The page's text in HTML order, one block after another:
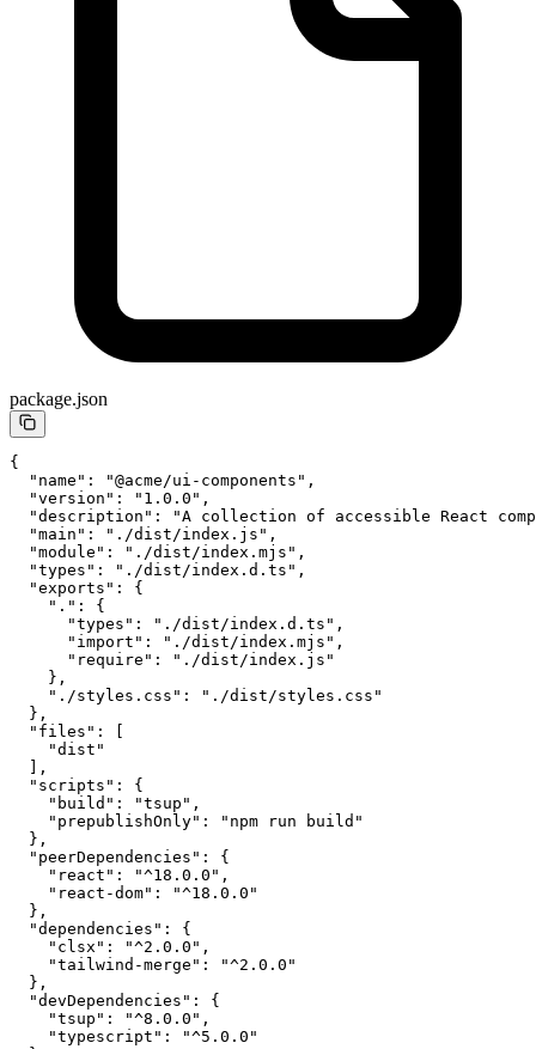
package.json
{
  "name"
: "@acme/ui-components" ,
  "version"
: "1.0.0" ,
  "description"
:
"A collection of accessible React
  "main"
: "./dist/index.js" ,
  "module"
: "./dist/index.mjs" ,
  "types"
: "./dist/index.d.ts" ,
  "exports"
: {
    "."
: {
      "types"
: "./dist/index.d.ts" ,
      "import"
: "./dist/index.mjs" ,
      "require"
:
"./dist/index.js"
    },
    "./styles.css"
:
"./dist/styles.css"
  },
  "files"
: [
    "dist"
  ],
  "scripts"
: {
    "build"
: "tsup" ,
    "prepublishOnly"
:
"npm run build"
  },
  "peerDependencies"
: {
    "react"
: "^18.0.0" ,
    "react-dom"
:
"^18.0.0"
  },
  "dependencies"
: {
    "clsx"
: "^2.0.0" ,
    "tailwind-merge"
:
"^2.0.0"
  },
  "devDependencies"
: {
    "tsup"
: "^8.0.0" ,
    "typescript"
:
"^5.0.0"